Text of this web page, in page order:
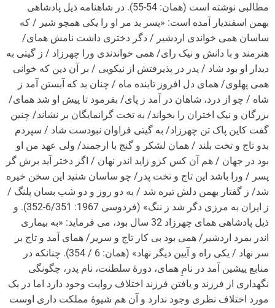
مطالبی نوشته است (همان: 54-55). در شاهنامه ذیل پادشاهی
بهمن اسفندیار آمده است: «پسر بد مر او را یکی همچو شیر / که
ساسان همی خواندی اردشیر / دگر دختری داشت نامش همای/
هنرمند و با دانش و نیک رای/ همی خواندندی ورا چهرزاد / ز گیتی به
دیدار او بود شاد / پدر در پذیرفتش از نیکویی / بر آن دین که خوانی
همی پهلوی/ همای دل افروز تابنده ماه / چنان بد که آبستن آمد ز
شاه / چو از درد، شاهان در آمد ز پای/ بفرمود تا پیش او شد همای/
بزرگان و نیک اختران را بخواند/ به تخت گرانمایگان بر نشاند/ چنین
گفت کاین پاک تن چهرزاد/ به گیتی فراوان نبودست شاد / سپردم
بدو تاج و تخت بلند / همان لشکر و گنج با ارجمند/ ولی عهد من او
بود در جهان / هم آن کس کزو زاید اندر نهان / اگر دختر آید برش گر
پسر / ورا باشد این تاج و تخت پدر/ چو ساسان شنید این سخن خیره
شد/ ز گفتار بهمن دلش تیره شد / به دو روز و دو شب بسان پلنگ /
ز ایران به مرزی دگر شد ز ننگ» (فردوسی 1967: 6/351-352). و
ذیل پادشاهی همای چهرزاد 32 سال بود، می فرماید: «به بیماری
اندر بمرد اردشیر/ همی بود بی کار تاج و سریر/ همای آمد و تاج بر
سر نهاد / یکی راه و آیین دیگر نهاد» (همان: 6 / 354). چنانکه در
منابع پیشین آمد در نامِ همای، دورۀ سلطنت، نام پدر، چگونگی
نگهداری از فرزند و یافتن فرزند اختلاف روایت وجود دارد اما در یک
مورد اختلاف نظری وجود ندارد و آن هم شیوۀ مملکت داری اوست